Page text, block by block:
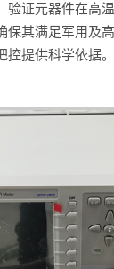
验证元器件在高
保其满足军用及
提供科学依据。